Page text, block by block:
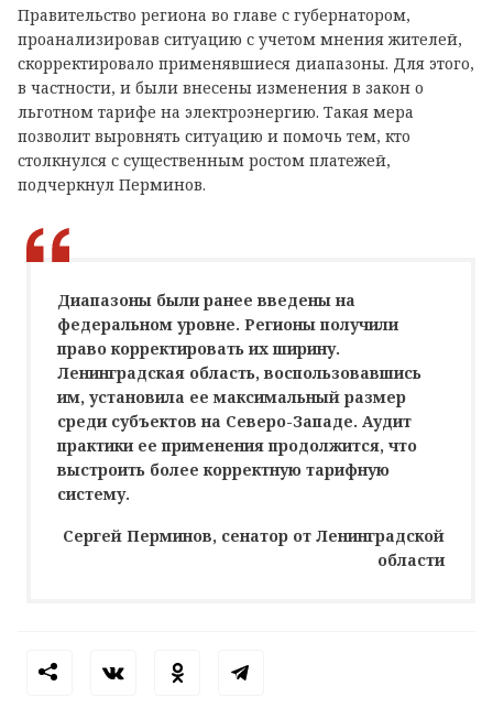
Правительство региона во главе с губернатором,
проанализировав ситуацию с учетом мнения жителей,
скорректировало применявшиеся диапазоны. Для этого,
в частности, и были внесены изменения в закон о
льготном тарифе на электроэнергию. Такая мера
позволит выровнять ситуацию и помочь тем, кто
столкнулся с существенным ростом платежей,
подчеркнул Перминов.
Диапазоны были ранее введены на
федеральном уровне. Регионы получили
право корректировать их ширину.
Ленинградская область, воспользовавшись
им, установила ее максимальный размер
среди субъектов на Северо-Западе. Аудит
практики ее применения продолжится, что
выстроить более корректную тарифную
систему.
Сергей Перминов, сенатор от Ленинградской
области